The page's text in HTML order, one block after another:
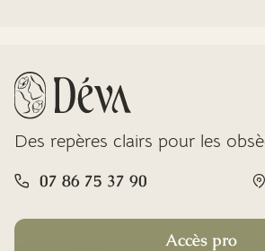
Des repères clairs pour les
07 86 75 37 90
Accès pro